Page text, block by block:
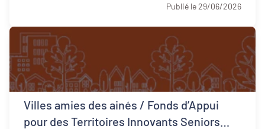
Publié le 29/06/2026
Villes amies des ainés / Fonds d’Appui
pour des Territoires Innovants Seniors